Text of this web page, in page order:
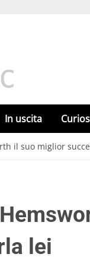
In uscita
il suo miglior
lei